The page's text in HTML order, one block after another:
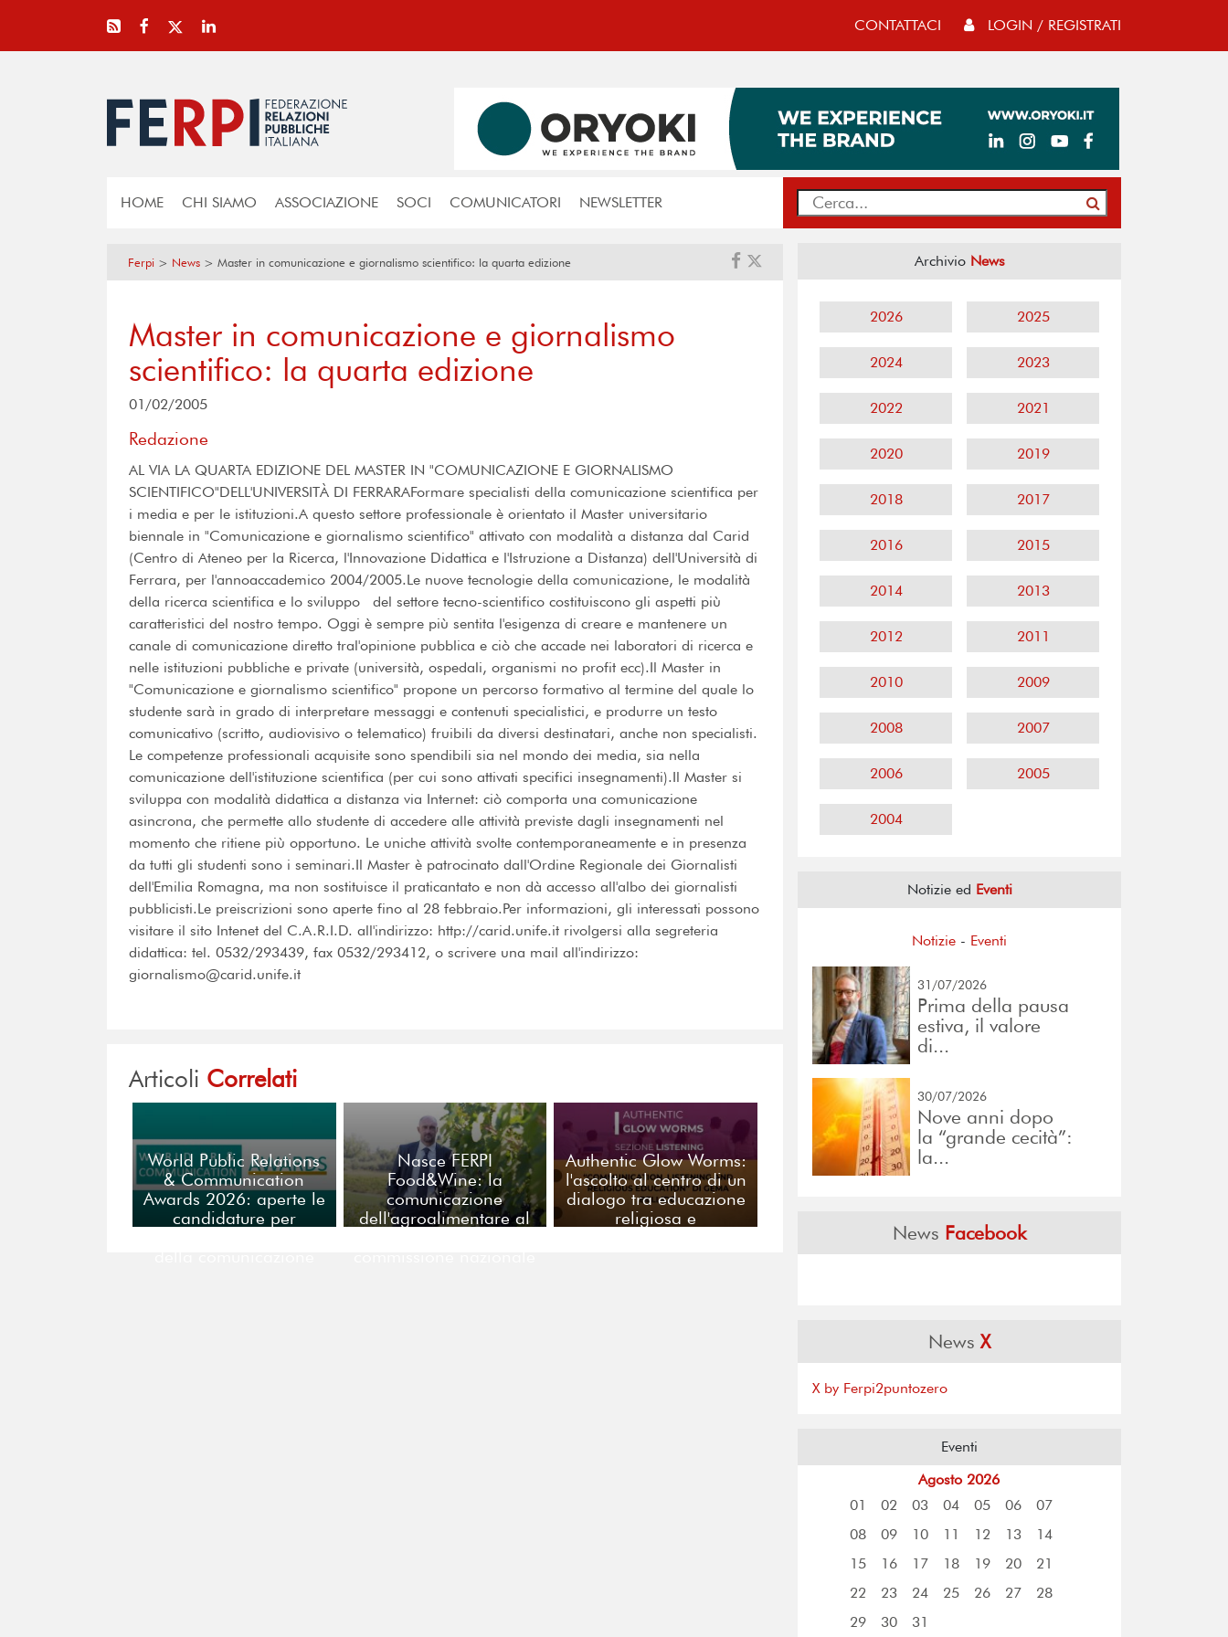
CONTATTACI LOGIN / REGISTRATI
HOME CHI SIAMO ASSOCIAZIONE SOCI COMUNICATORI NEWSLETTER
Ferpi > News > Master in comunicazione e giornalismo scientifico: la quarta edizione
Master in comunicazione e giornalismo
scientifico: la quarta edizione
01/02/2005
Redazione
AL VIA LA QUARTA EDIZIONE DEL MASTER IN "COMUNICAZIONE E GIORNALISMO
SCIENTIFICO"DELL'UNIVERSITÀ DI FERRARAFormare specialisti della comunicazione scientifica per
i media e per le istituzioni.A questo settore professionale è orientato il Master universitario
biennale in "Comunicazione e giornalismo scientifico" attivato con modalità a distanza dal Carid
(Centro di Ateneo per la Ricerca, l'Innovazione Didattica e l'Istruzione a Distanza) dell'Università di
Ferrara, per l'annoaccademico 2004/2005.Le nuove tecnologie della comunicazione, le modalità
della ricerca scientifica e lo sviluppo del settore tecno-scientifico costituiscono gli aspetti più
caratteristici del nostro tempo. Oggi è sempre più sentita l'esigenza di creare e mantenere un
canale di comunicazione diretto tral'opinione pubblica e ciò che accade nei laboratori di ricerca e
nelle istituzioni pubbliche e private (università, ospedali, organismi no profit ecc).Il Master in
"Comunicazione e giornalismo scientifico" propone un percorso formativo al termine del quale lo
studente sarà in grado di interpretare messaggi e contenuti specialistici, e produrre un testo
comunicativo (scritto, audiovisivo o telematico) fruibili da diversi destinatari, anche non specialisti.
Le competenze professionali acquisite sono spendibili sia nel mondo dei media, sia nella
comunicazione dell'istituzione scientifica (per cui sono attivati specifici insegnamenti).Il Master si
sviluppa con modalità didattica a distanza via Internet: ciò comporta una comunicazione
asincrona, che permette allo studente di accedere alle attività previste dagli insegnamenti nel
momento che ritiene più opportuno. Le uniche attività svolte contemporaneamente e in presenza
da tutti gli studenti sono i seminari.Il Master è patrocinato dall'Ordine Regionale dei Giornalisti
dell'Emilia Romagna, ma non sostituisce il praticantato e non dà accesso all'albo dei giornalisti
pubblicisti.Le preiscrizioni sono aperte fino al 28 febbraio.Per informazioni, gli interessati possono
visitare il sito Intenet del C.A.R.I.D. all'indirizzo: http://carid.unife.it rivolgersi alla segreteria
didattica: tel. 0532/293439, fax 0532/293412, o scrivere una mail all'indirizzo:
giornalismo@carid.unife.it
Articoli Correlati
World Public Relations
& Communication
Awards 2026: aperte le
candidature per
Nasce FERPI
Food&Wine: la
comunicazione
dell'agroalimentare al
Authentic Glow Worms:
l'ascolto al centro di un
dialogo tra educazione
religiosa e
Archivio News
2026 2025
2024 2023
2022 2021
2020 2019
2018 2017
2016 2015
2014 2013
2012 2011
2010 2009
2008 2007
2006 2005
2004
Notizie ed Eventi
Notizie - Eventi
31/07/2026
Prima della pausa
estiva, il valore
di...
30/07/2026
Nove anni dopo
la “grande cecità”:
la...
News Facebook
NewsX
X by Ferpi2puntozero
Eventi
Agosto 2026
01
02 03 04 05 06
07
08
09 10 11 12 13
14
15
16 17 18 19 20
21
22
23 24 25 26 27
28
29
30 31